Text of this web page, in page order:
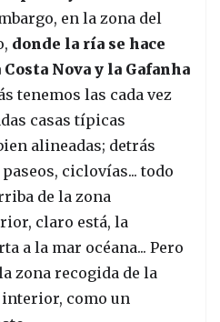
en la zona del
donde la ría se hace
Nova y la Gafanha
tenemos las cada vez
casas típicas
alineadas; detrás
ciclovías... todo
de la zona
claro está, la
a la mar océana... Pero
zona recogida de la
interior, como un